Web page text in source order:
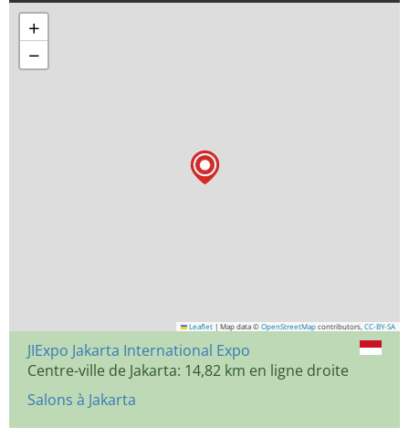
+
−
Leaflet | Map data © OpenStreetMap contributors, CC-BY-SA
JIExpo Jakarta International Expo
Centre-ville de Jakarta: 14,82 km en ligne droite
Salons à Jakarta